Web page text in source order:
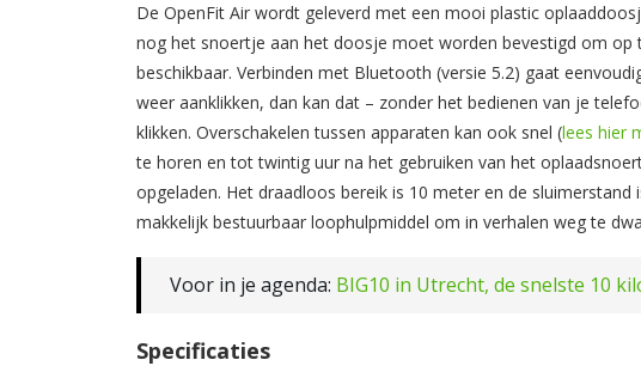
De OpenFit Air wordt geleverd met een mooi plastic
nog het snoertje aan het doosje moet worden bevestigd om op
beschikbaar. Verbinden met Bluetooth (versie 5.2) gaat
weer aanklikken, dan kan dat – zonder het bedienen van je
klikken. Overschakelen tussen apparaten kan ook snel (lees hier
te horen en tot twintig uur na het gebruiken van het
opgeladen. Het draadloos bereik is 10 meter en de
makkelijk bestuurbaar loophulpmiddel om in verhalen weg te
Voor in je agenda: BIG10 in Utrecht, de snelste 10
Specificaties